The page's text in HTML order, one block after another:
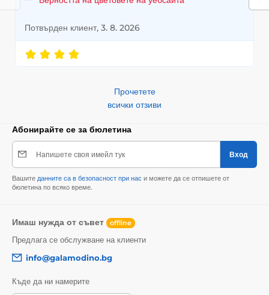
Потвърден клиент, 3. 8. 2026
Прочетете
всички отзиви
Абонирайте се за бюлетина
Напишете своя имейл тук Вход
Вашите данните са в безопасност при нас и можете да се отпишете от
бюлетина по всяко време.
Имаш нужда от съвет offline
Предлага се обслужване на клиенти
info@galamodino.bg
Къде да ни намерите